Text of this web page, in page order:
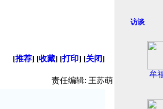
[推荐] [收藏] [打印] [关闭]
责任编辑: 王苏萌
访谈
牟